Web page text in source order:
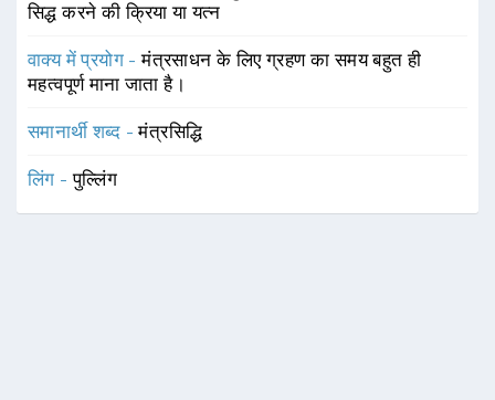
सिद्ध करने की क्रिया या यत्न
वाक्य में प्रयोग -मंत्रसाधन के लिए ग्रहण का समय बहुत ही
महत्वपूर्ण माना जाता है।
समानार्थी शब्द -मंत्रसिद्धि
लिंग -पुल्लिंग